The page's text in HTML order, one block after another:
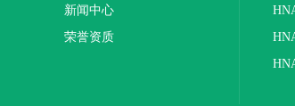
新闻中心
荣誉资质
粉
检
式